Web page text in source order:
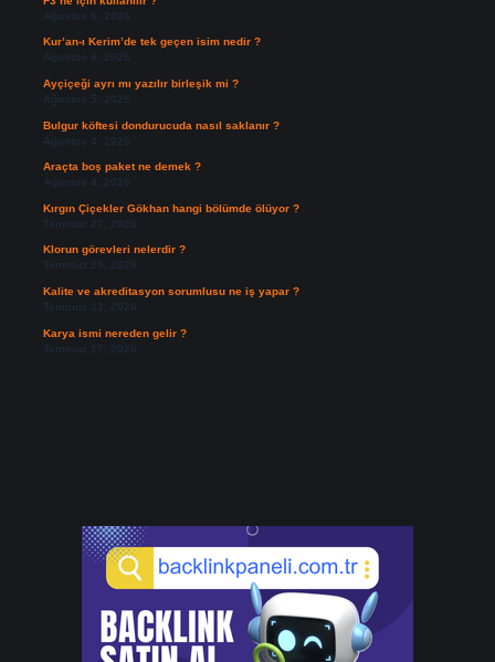
Ağustos 6, 2026
Kur’an-ı Kerim’de tek geçen isim nedir ?
Ağustos 6, 2026
Ayçiçeği ayrı mı yazılır birleşik mi ?
Ağustos 5, 2026
Bulgur köftesi dondurucuda nasıl saklanır ?
Ağustos 4, 2026
Araçta boş paket ne demek ?
Ağustos 4, 2026
Kırgın Çiçekler Gökhan hangi bölümde ölüyor ?
Temmuz 27, 2026
Klorun görevleri nelerdir ?
Temmuz 25, 2026
Kalite ve akreditasyon sorumlusu ne iş yapar ?
Temmuz 23, 2026
Karya ismi nereden gelir ?
Temmuz 17, 2026